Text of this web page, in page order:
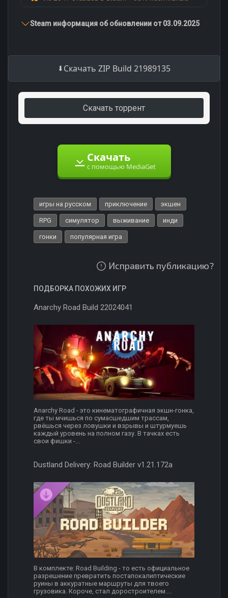
Steam информация об обновлении от 03.09.2025
Скачать ZIP Build 21989135
Скачать торрент
Скачать
с помощью MediaGet
игры на русском приключение экшен
RPG симулятор выживание инди
гонки популярная игра
Исправить публикацию?
ПОДБОРКА ПОХОЖИХ ИГР
Anarchy Road Build 22024041
Anarchy Road - это кинематографичная экшн-гонка,
где ты мчишься по сумасшедшим трассам,
рвёшься через ловушки и взрывы и штурмуешь
каждый уровень на полном газу. В тачках есть
свои фишки -...
Dustland Delivery: Road Builder v1.21.172a
В комплекте: Road Building - то есть официальное
разрешение превратить постапокалиптические
руины в аккуратные маршруты для твоего
грузовика. Короче, стал доростроителем....